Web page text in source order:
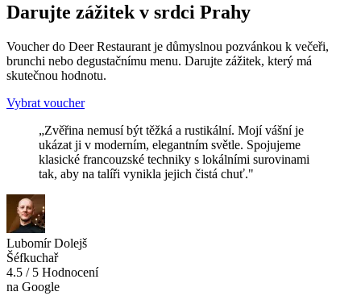
Darujte zážitek v srdci Prahy
Voucher do Deer Restaurant je důmyslnou pozvánkou k večeři,
brunchi nebo degustačnímu menu. Darujte zážitek, který má
skutečnou hodnotu.
Vybrat voucher
„Zvěřina nemusí být těžká a rustikální. Mojí vášní je
ukázat ji v moderním, elegantním světle. Spojujeme
klasické francouzské techniky s lokálními surovinami
tak, aby na talíři vynikla jejich čistá chuť."
Lubomír Dolejš
Šéfkuchař
4.5 / 5 Hodnocení
na Google